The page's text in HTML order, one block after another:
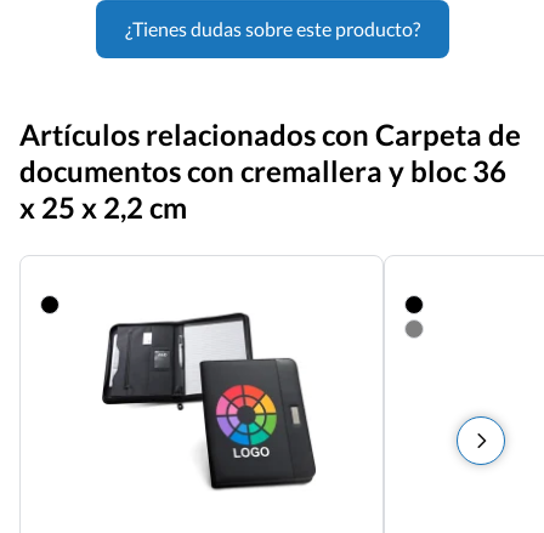
¿Tienes dudas sobre este producto?
Artículos relacionados con Carpeta de
documentos con cremallera y bloc 36
x 25 x 2,2 cm